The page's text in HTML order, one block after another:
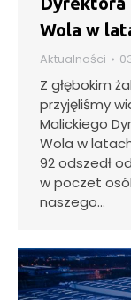
Wola w
Aktualności
Z głębokim
przyjęliśmy
Malickiego
Wola w
92 odszedł
w poczet
naszego…